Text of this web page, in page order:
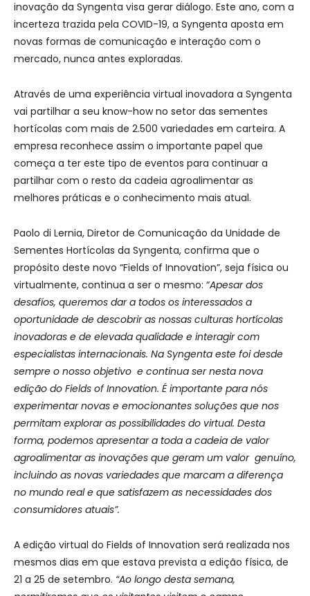
inovação da Syngenta visa gerar diálogo. Este ano, com a
incerteza trazida pela COVID-19, a Syngenta aposta em
novas formas de comunicação e interação com o
mercado, nunca antes exploradas.
Através de uma experiência virtual inovadora a Syngenta
vai partilhar a seu know-how no setor das sementes
hortícolas com mais de 2.500 variedades em carteira. A
empresa reconhece assim o importante papel que
começa a ter este tipo de eventos para continuar a
partilhar com o resto da cadeia agroalimentar as
melhores práticas e o conhecimento mais atual.
Paolo di Lernia, Diretor de Comunicação da Unidade de
Sementes Hortícolas da Syngenta, confirma que o
propósito deste novo “Fields of Innovation”, seja física ou
virtualmente, continua a ser o mesmo: “Apesar dos
desafíos, queremos dar a todos os interessados ​​a
oportunidade de descobrir as nossas culturas hortícolas
inovadoras e de elevada qualidade e interagir com
especialistas internacionais. Na Syngenta este foi desde
sempre o nosso objetivo e continua ser nesta nova
edição do Fields of Innovation. É importante para nós
experimentar novas e emocionantes soluções que nos
permitam explorar as possibilidades do virtual. Desta
forma, podemos apresentar a toda a cadeia de valor
agroalimentar as inovações que geram um valor genuíno,
incluindo as novas variedades que marcam a diferença
no mundo real e que satisfazem as necessidades dos
consumidores atuais”.
A edição virtual do Fields of Innovation será realizada nos
mesmos dias em que estava prevista a edição física, de
21 a 25 de setembro. “Ao longo desta semana,